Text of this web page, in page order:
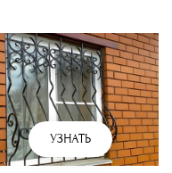
УЗНАТЬ